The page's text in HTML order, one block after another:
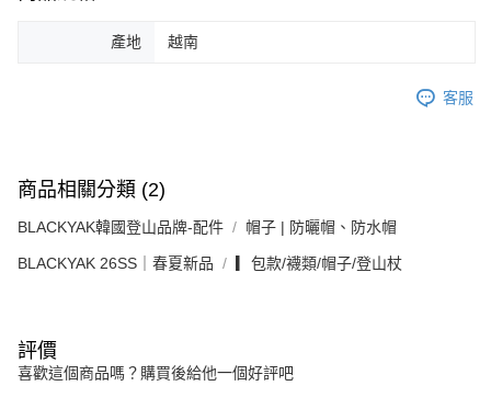
產地 越南
客服
商品相關分類 (2)
BLACKYAK韓國登山品牌-配件 帽子 | 防曬帽、防水帽
BLACKYAK 26SS｜春夏新品 ▎包款/襪類/帽子/登山杖
評價
喜歡這個商品嗎？購買後給他一個好評吧